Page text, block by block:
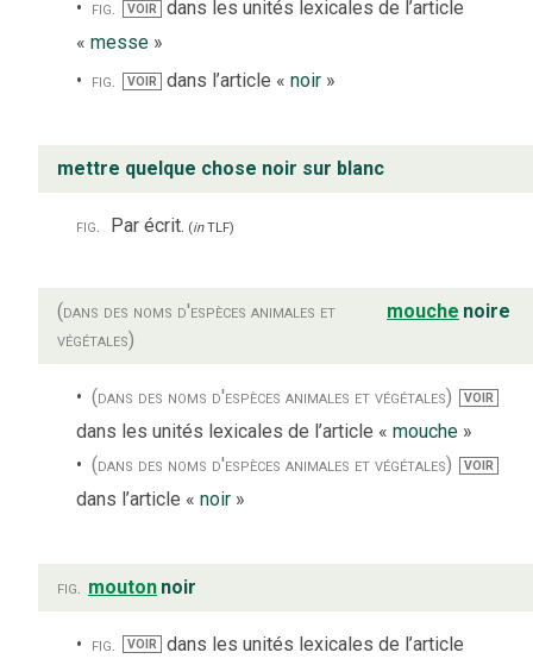
fig. VOIR
dans les unités lexicales de l’article
« messe »
fig.
VOIR dans l’article « noir»
mettre quelque chose noir sur blanc
fig. Par écrit. (inTLF)
(dans des noms d'espèces animales et
végétales)
mouche noire
(dans des noms d'espèces animales et végétales) VOIR
dans les unités lexicales de l’article « mouche »
(dans des noms d'espèces animales et végétales)
VOIR
dans l’article « noir »
fig. mouton noir
fig. VOIR
dans les unités lexicales de l’article